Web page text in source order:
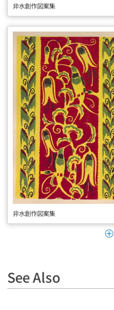
非水創作図案集
非水創作図案集
See Also